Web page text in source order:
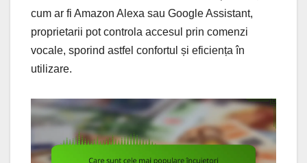
cum ar fi Amazon Alexa sau Google Assistant,
proprietarii pot controla accesul prin comenzi
vocale, sporind astfel confortul și eficiența în
utilizare.